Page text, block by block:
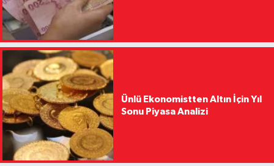
Ünlü Ekonomistten Altın İçin Yıl
Sonu Piyasa Analizi